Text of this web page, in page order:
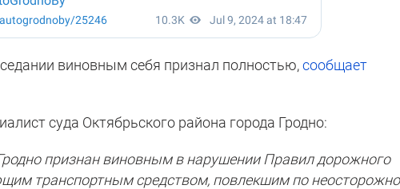
виновным себя признал полностью,сообщает
суда Октябрьского района города Гродно:
признан виновным в нарушении Правил дорожного
транспортным средством, повлекшим по